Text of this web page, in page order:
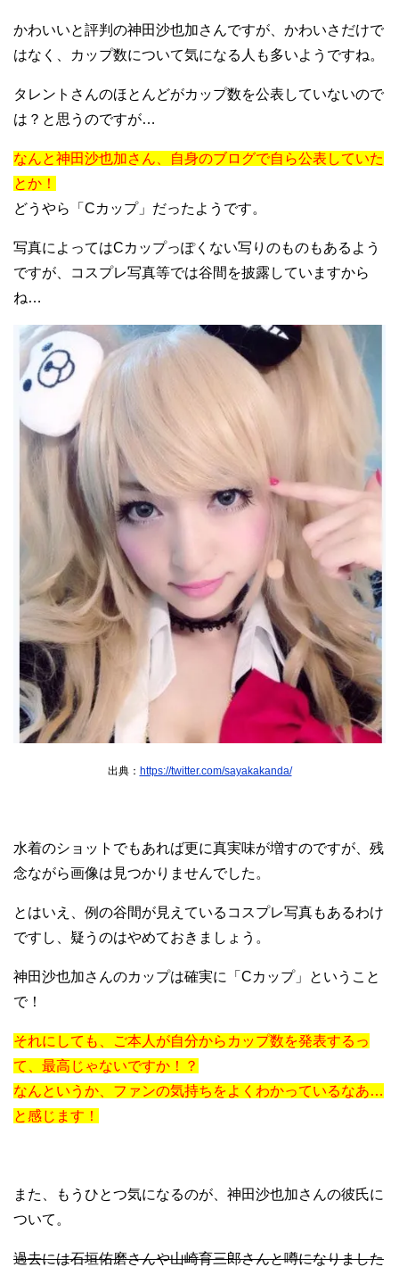
かわいいと評判の神田沙也加さんですが、かわいさだけで
はなく、カップ数について気になる人も多いようですね。
タレントさんのほとんどがカップ数を公表していないので
は？と思うのですが…
なんと神田沙也加さん、自身のブログで自ら公表していた
とか！
どうやら「Cカップ」だったようです。
写真によってはCカップっぽくない写りのものもあるよう
ですが、コスプレ写真等では谷間を披露していますから
ね…
出典： https://twitter.com/sayakakanda/
水着のショットでもあれば更に真実味が増すのですが、残
念ながら画像は見つかりませんでした。
とはいえ、例の谷間が見えているコスプレ写真もあるわけ
ですし、疑うのはやめておきましょう。
神田沙也加さんのカップは確実に「Cカップ」ということ
で！
それにしても、ご本人が自分からカップ数を発表するっ
て、最高じゃないですか！？
なんというか、ファンの気持ちをよくわかっているなあ…
と感じます！
また、もうひとつ気になるのが、神田沙也加さんの彼氏に
ついて。
過去には石垣佑磨さんや山崎育三郎さんと噂になりました